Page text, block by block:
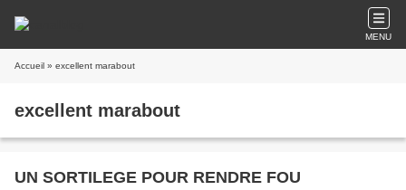
MENU
Accueil » excellent marabout
excellent marabout
UN SORTILEGE POUR RENDRE FOU